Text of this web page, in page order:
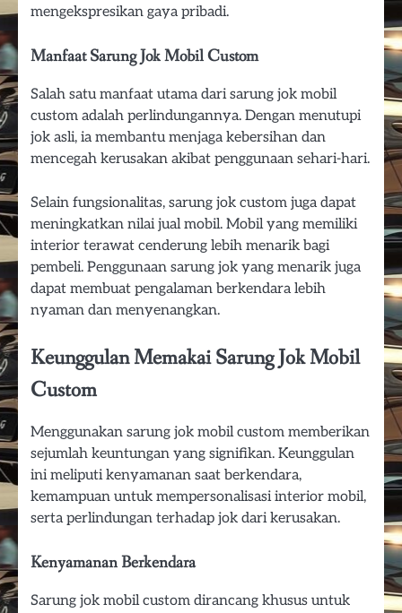
mengekspresikan gaya pribadi.
Manfaat Sarung Jok Mobil Custom
Salah satu manfaat utama dari sarung jok mobil
custom adalah perlindungannya. Dengan menutupi
jok asli, ia membantu menjaga kebersihan dan
mencegah kerusakan akibat penggunaan sehari-hari.
Selain fungsionalitas, sarung jok custom juga dapat
meningkatkan nilai jual mobil. Mobil yang memiliki
interior terawat cenderung lebih menarik bagi
pembeli. Penggunaan sarung jok yang menarik juga
dapat membuat pengalaman berkendara lebih
nyaman dan menyenangkan.
Keunggulan Memakai Sarung Jok Mobil
Custom
Menggunakan sarung jok mobil custom memberikan
sejumlah keuntungan yang signifikan. Keunggulan
ini meliputi kenyamanan saat berkendara,
kemampuan untuk mempersonalisasi interior mobil,
serta perlindungan terhadap jok dari kerusakan.
Kenyamanan Berkendara
Sarung jok mobil custom dirancang khusus untuk